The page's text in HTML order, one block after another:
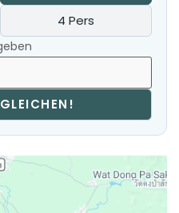
4 Pers